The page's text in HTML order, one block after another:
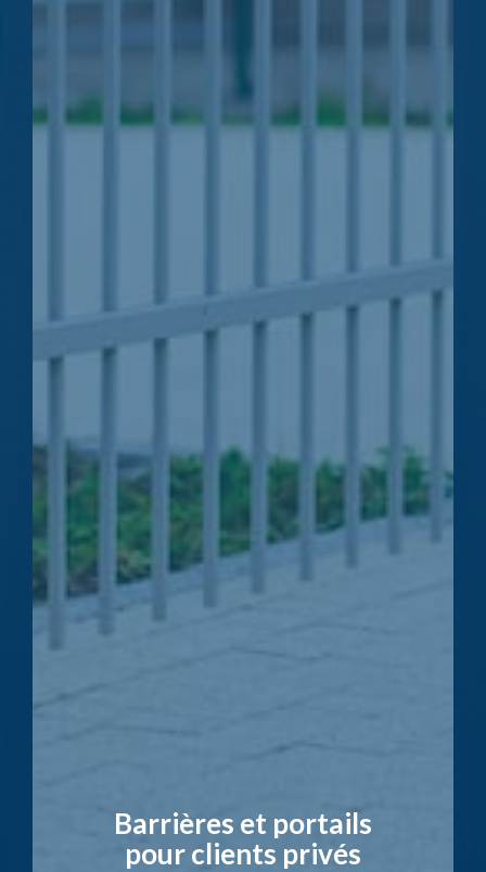
Barrières et portails
pour clients privés